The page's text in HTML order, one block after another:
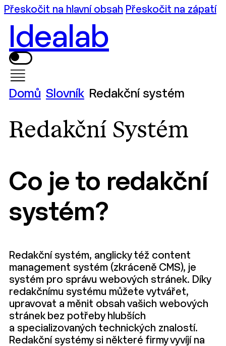
Přeskočit na hlavní obsah Přeskočit na zápatí
Idealab
Domů Slovník Redakční systém
Redakční Systém
Co je to redakční
systém?
Redakční systém, anglicky též content
management systém (zkráceně CMS), je
systém pro správu webových stránek. Díky
redakčnímu systému můžete vytvářet,
upravovat a měnit obsah vašich webových
stránek bez potřeby hlubších
a specializovaných technických znalostí.
Redakční systémy si některé firmy vyvíjí na